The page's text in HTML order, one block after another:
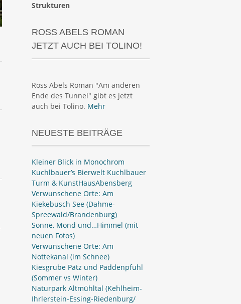
Strukturen
ROSS ABELS ROMAN
JETZT AUCH BEI TOLINO!
Ross Abels Roman "Am anderen
Ende des Tunnel" gibt es jetzt
auch bei Tolino. Mehr
NEUESTE BEITRÄGE
Kleiner Blick in Monochrom
Kuchlbauer’s Bierwelt Kuchlbauer
Turm & KunstHausAbensberg
Verwunschene Orte: Am
Kiekebusch See (Dahme-
Spreewald/Brandenburg)
Sonne, Mond und…Himmel (mit
neuen Fotos)
Verwunschene Orte: Am
Nottekanal (im Schnee)
Kiesgrube Pätz und Paddenpfuhl
(Sommer vs Winter)
Naturpark Altmühltal (Kehlheim-
Ihrlerstein-Essing-Riedenburg/